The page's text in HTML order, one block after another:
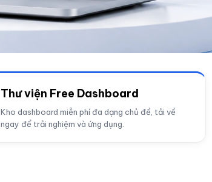
Thư viện Free Dashboard
Kho dashboard miễn phí đa dạng chủ đề, tải về
ngay để trải nghiệm và ứng dụng.